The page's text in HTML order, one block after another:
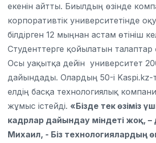
екенін айтты. Биылдың өзінде
корпоративтік университетінде
білдірген 12 мыңнан астам өтініш
Студенттерге қойылатын
Осы уақытқа дейін университет
дайындады. Олардың 50-і Kaspi.kz-
елдің басқа технологиялық
жұмыс істейді. «Бізде тек өзіміз
кадрлар дайындау міндеті жоқ, –
Михаил, - Біз технологиялардың